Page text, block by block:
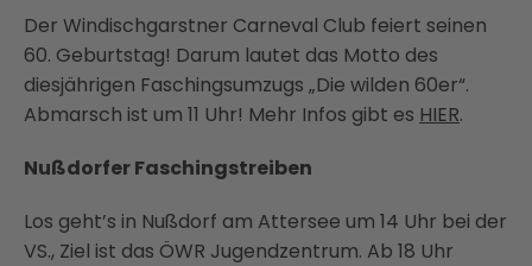
Der Windischgarstner Carneval Club feiert seinen
60. Geburtstag! Darum lautet das Motto des
diesjährigen Faschingsumzugs „Die wilden 60er“.
Abmarsch ist um 11 Uhr! Mehr Infos gibt es HIER.
Nußdorfer Faschingstreiben
Los geht’s in Nußdorf am Attersee um 14 Uhr bei der
VS., Ziel ist das ÖWR Jugendzentrum. Ab 18 Uhr